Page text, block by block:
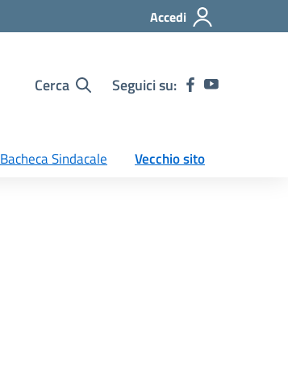
Accedi
Cerca Seguici su:
Bacheca Sindacale Vecchio sito